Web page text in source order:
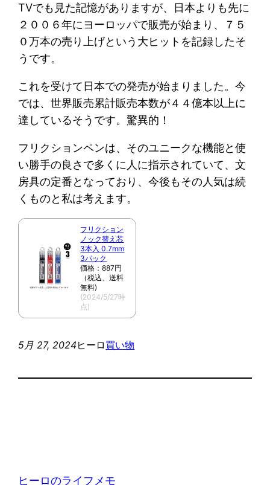
TVでも見た記憶がありますが、日本よりも先に
２００６年にヨーロッパで販売が始まり、７５
０万本の売り上げという大ヒットを記録したそ
うです。
これを受けて日本での発売が始まりました。今
では、世界販売累計販売本数が４４億本以上に
達しているそうです。驚異的！
フリクションペンは、そのユニークな機能と使
い勝手の良さで多くに人に指示されていて、文
房具の定番となっており、今後もその人気は続
くものと私は考えます。
フリクション
ノック替え芯
3本入 0.7mm
3パック
価格：887円
（税込、送料
無料)
(2024/5/27時
点)
5月 27, 2024ヒーロ 買い物
ヒーロのライフメモ